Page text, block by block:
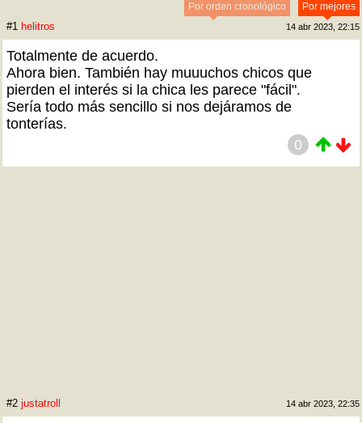
Por mejores
Por orden cronológico
#1 helitros 14 abr 2023, 22:15
Totalmente de acuerdo.
Ahora bien. También hay muuuchos chicos que
pierden el interés si la chica les parece "fácil".
Sería todo más sencillo si nos dejáramos de
tonterías.
0
#2 justatroll 14 abr 2023, 22:35